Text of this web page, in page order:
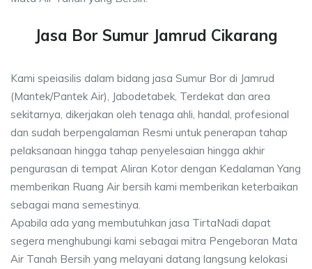
Jasa Bor Sumur Jamrud Cikarang
Kami speiasilis dalam bidang jasa Sumur Bor di Jamrud
(Mantek/Pantek Air), Jabodetabek, Terdekat dan area
sekitarnya, dikerjakan oleh tenaga ahli, handal, profesional
dan sudah berpengalaman Resmi untuk penerapan tahap
pelaksanaan hingga tahap penyelesaian hingga akhir
pengurasan di tempat Aliran Kotor dengan Kedalaman Yang
memberikan Ruang Air bersih kami memberikan keterbaikan
sebagai mana semestinya.
Apabila ada yang membutuhkan jasa TirtaNadi dapat
segera menghubungi kami sebagai mitra Pengeboran Mata
Air Tanah Bersih yang melayani datang langsung kelokasi